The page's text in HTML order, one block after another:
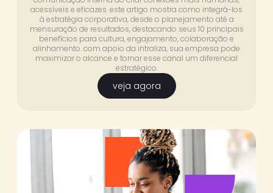
acessíveis e eficazes. este artigo mostra como integrá-los
à estratégia corporativa, desde o planejamento até a
mensuração de resultados, destacando seus 10 principais
benefícios para cultura, engajamento, colaboração e
alinhamento. com apoio da intraliza, sua empresa pode
maximizar o alcance e tornar esse canal um diferencial
estratégico.
veja agora